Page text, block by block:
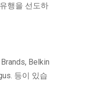
행을 선도하
Belkin
등이 있습